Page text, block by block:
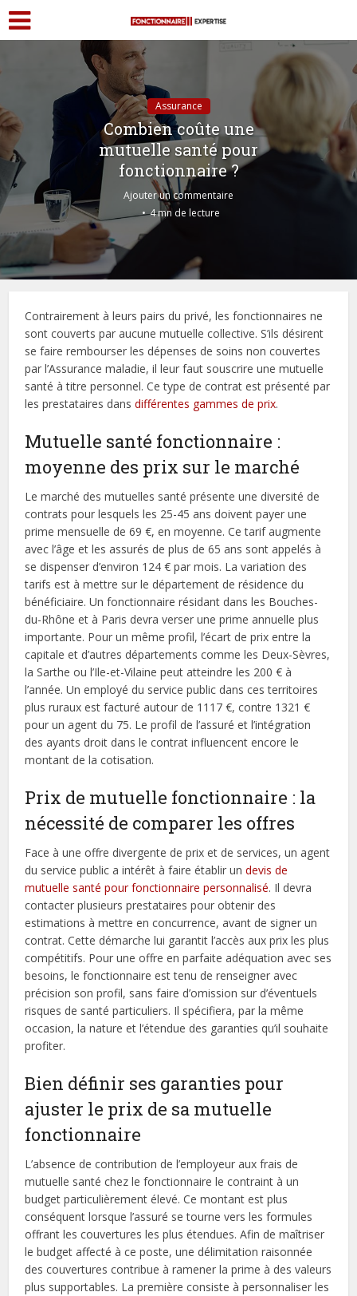
Assurance
Combien coûte une
mutuelle santé pour
fonctionnaire ?
Ajouter un commentaire
4 mn de lecture
Contrairement à leurs pairs du privé, les fonctionnaires ne
sont couverts par aucune mutuelle collective. S’ils désirent
se faire rembourser les dépenses de soins non couvertes
par l’Assurance maladie, il leur faut souscrire une mutuelle
santé à titre personnel. Ce type de contrat est présenté par
les prestataires dansdifférentes gammes de prix.
Mutuelle santé fonctionnaire :
moyenne des prix sur le marché
Le marché des mutuelles santé présente une diversité de
contrats pour lesquels les 25-45 ans doivent payer une
prime mensuelle de 69 €, en moyenne. Ce tarif augmente
avec l’âge et les assurés de plus de 65 ans sont appelés à
se dispenser d’environ 124 € par mois. La variation des
tarifs est à mettre sur le département de résidence du
bénéficiaire. Un fonctionnaire résidant dans les Bouches-
du-Rhône et à Paris devra verser une prime annuelle plus
importante. Pour un même profil, l’écart de prix entre la
capitale et d’autres départements comme les Deux-Sèvres,
la Sarthe ou l’Ile-et-Vilaine peut atteindre les 200 € à
l’année. Un employé du service public dans ces territoires
plus ruraux est facturé autour de 1117 €, contre 1321 €
pour un agent du 75. Le profil de l’assuré et l’intégration
des ayants droit dans le contrat influencent encore le
montant de la cotisation.
Prix de mutuelle fonctionnaire : la
nécessité de comparer les offres
Face à une offre divergente de prix et de services, un agent
du service public a intérêt à faire établir undevis de
mutuelle santé pour fonctionnaire personnalisé. Il devra
contacter plusieurs prestataires pour obtenir des
estimations à mettre en concurrence, avant de signer un
contrat. Cette démarche lui garantit l’accès aux prix les plus
compétitifs. Pour une offre en parfaite adéquation avec ses
besoins, le fonctionnaire est tenu de renseigner avec
précision son profil, sans faire d’omission sur d’éventuels
risques de santé particuliers. Il spécifiera, par la même
occasion, la nature et l’étendue des garanties qu’il souhaite
profiter.
Bien définir ses garanties pour
ajuster le prix de sa mutuelle
fonctionnaire
L’absence de contribution de l’employeur aux frais de
mutuelle santé chez le fonctionnaire le contraint à un
budget particulièrement élevé. Ce montant est plus
conséquent lorsque l’assuré se tourne vers les formules
offrant les couvertures les plus étendues. Afin de maîtriser
le budget affecté à ce poste, une délimitation raisonnée
des couvertures contribue à ramener la prime à des valeurs
plus supportables. La première consiste à personnaliser les